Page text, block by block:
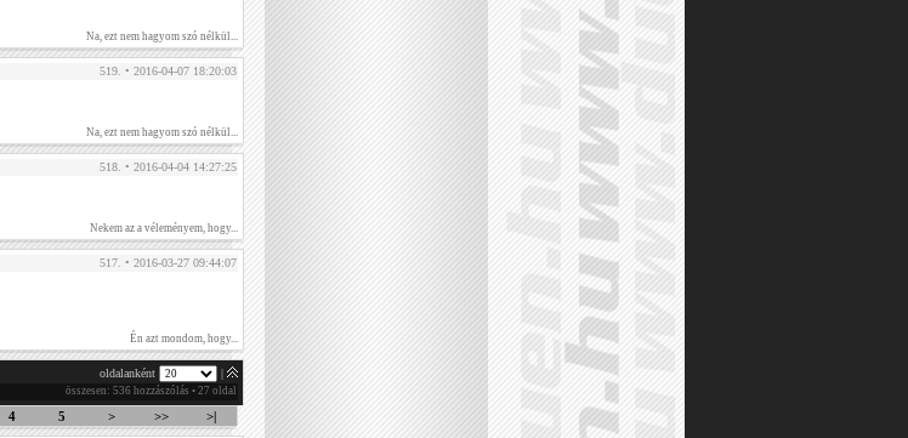
Na, ezt nem hagyom szó nélkül...
519. • 2016-04-07 18:20:03
Na, ezt nem hagyom szó nélkül...
518. • 2016-04-04 14:27:25
Nekem az a véleményem, hogy...
517. • 2016-03-27 09:44:07
Én azt mondom, hogy...
oldalanként
összesen: 536 hozzászólás • 27 oldal
4 5 > >> >|